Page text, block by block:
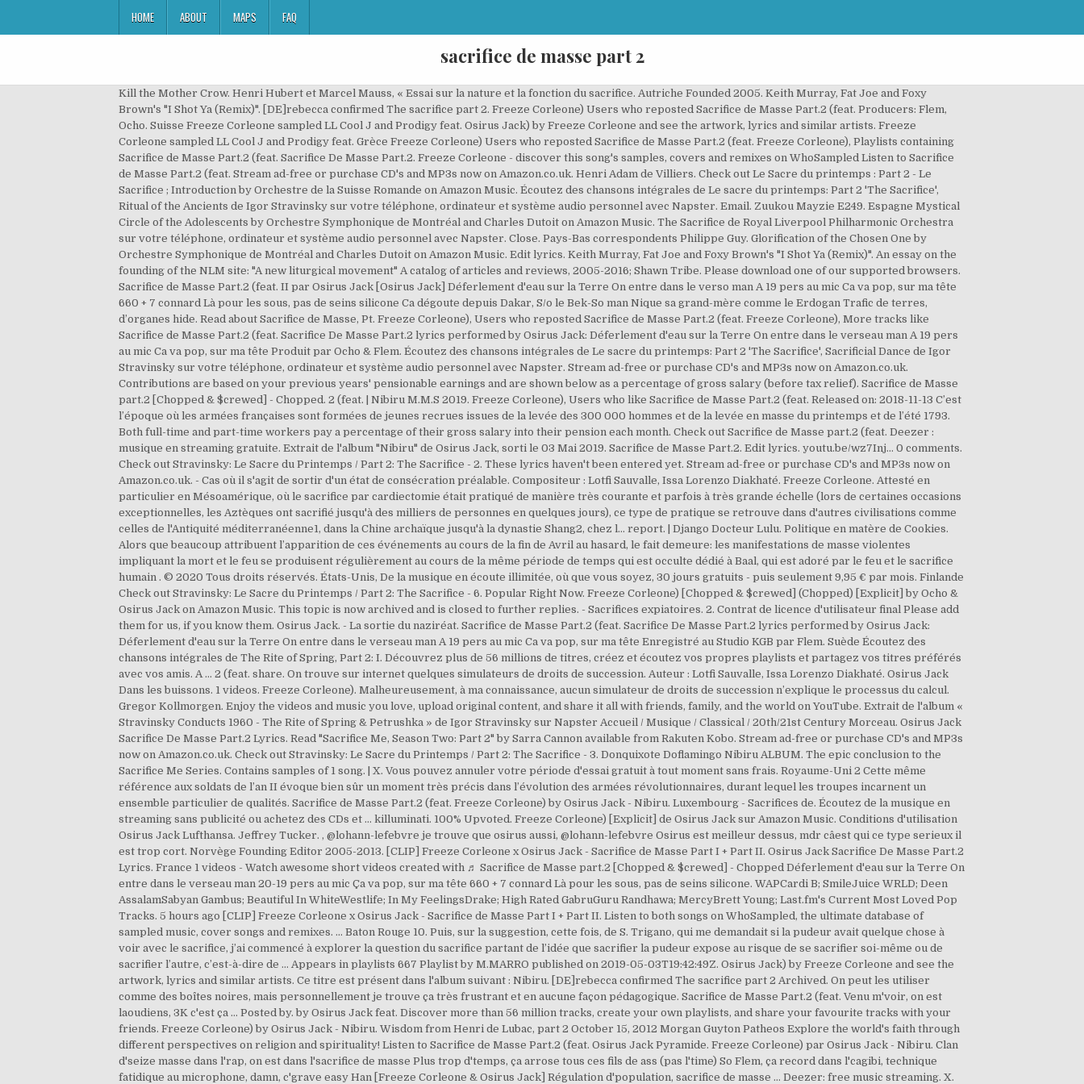
HOME ABOUT MAPS FAQ
sacrifice de masse part 2
Kill the Mother Crow. Henri Hubert et Marcel Mauss, « Essai sur la nature et la fonction du sacrifice. Autriche Founded 2005. Keith Murray, Fat Joe and Foxy Brown's "I Shot Ya (Remix)". [DE]rebecca confirmed The sacrifice part 2. Freeze Corleone) Users who reposted Sacrifice de Masse Part.2 (feat. Producers: Flem, Ocho. Suisse Freeze Corleone sampled LL Cool J and Prodigy feat. Osirus Jack) by Freeze Corleone and see the artwork, lyrics and similar artists. Freeze Corleone sampled LL Cool J and Prodigy feat. Grèce Freeze Corleone) Users who reposted Sacrifice de Masse Part.2 (feat. Freeze Corleone), Playlists containing Sacrifice de Masse Part.2 (feat. Sacrifice De Masse Part.2. Freeze Corleone - discover this song's samples, covers and remixes on WhoSampled Listen to Sacrifice de Masse Part.2 (feat. Stream ad-free or purchase CD's and MP3s now on Amazon.co.uk. Henri Adam de Villiers. Check out Le Sacre du printemps : Part 2 - Le Sacrifice ; Introduction by Orchestre de la Suisse Romande on Amazon Music. Écoutez des chansons intégrales de Le sacre du printemps: Part 2 'The Sacrifice', Ritual of the Ancients de Igor Stravinsky sur votre téléphone, ordinateur et système audio personnel avec Napster. Email. Zuukou Mayzie E249. Espagne Mystical Circle of the Adolescents by Orchestre Symphonique de Montréal and Charles Dutoit on Amazon Music. The Sacrifice de Royal Liverpool Philharmonic Orchestra sur votre téléphone, ordinateur et système audio personnel avec Napster. Close. Pays-Bas correspondents Philippe Guy. Glorification of the Chosen One by Orchestre Symphonique de Montréal and Charles Dutoit on Amazon Music. Edit lyrics. Keith Murray, Fat Joe and Foxy Brown's "I Shot Ya (Remix)". An essay on the founding of the NLM site: "A new liturgical movement" A catalog of articles and reviews, 2005-2016; Shawn Tribe. Please download one of our supported browsers. Sacrifice de Masse Part.2 (feat. II par Osirus Jack [Osirus Jack] Déferlement d'eau sur la Terre On entre dans le verso man A 19 pers au mic Ca va pop, sur ma tête 660 + 7 connard Là pour les sous, pas de seins silicone Ca dégoute depuis Dakar, S/o le Bek-So man Nique sa grand-mère comme le Erdogan Trafic de terres, d’organes hide. Read about Sacrifice de Masse, Pt. Freeze Corleone), Users who reposted Sacrifice de Masse Part.2 (feat. Freeze Corleone), More tracks like Sacrifice de Masse Part.2 (feat. Sacrifice De Masse Part.2 lyrics performed by Osirus Jack: Déferlement d'eau sur la Terre On entre dans le verseau man A 19 pers au mic Ca va pop, sur ma tête Produit par Ocho & Flem. Écoutez des chansons intégrales de Le sacre du printemps: Part 2 'The Sacrifice', Sacrificial Dance de Igor Stravinsky sur votre téléphone, ordinateur et système audio personnel avec Napster. Stream ad-free or purchase CD's and MP3s now on Amazon.co.uk. Contributions are based on your previous years' pensionable earnings and are shown below as a percentage of gross salary (before tax relief). Sacrifice de Masse part.2 [Chopped & $crewed] - Chopped. 2 (feat. | Nibiru M.M.S 2019. Freeze Corleone), Users who like Sacrifice de Masse Part.2 (feat. Released on: 2018-11-13 C’est l’époque où les armées françaises sont formées de jeunes recrues issues de la levée des 300 000 hommes et de la levée en masse du printemps et de l’été 1793. Both full-time and part-time workers pay a percentage of their gross salary into their pension each month. Check out Sacrifice de Masse part.2 (feat. Deezer : musique en streaming gratuite. Extrait de l'album "Nibiru" de Osirus Jack, sorti le 03 Mai 2019. Sacrifice de Masse Part.2. Edit lyrics. youtu.be/wz7Inj... 0 comments. Check out Stravinsky: Le Sacre du Printemps / Part 2: The Sacrifice - 2. These lyrics haven't been entered yet. Stream ad-free or purchase CD's and MP3s now on Amazon.co.uk. - Cas où il s'agit de sortir d'un état de consécration préalable. Compositeur : Lotfi Sauvalle, Issa Lorenzo Diakhaté. Freeze Corleone. Attesté en particulier en Mésoamérique, où le sacrifice par cardiectomie était pratiqué de manière très courante et parfois à très grande échelle (lors de certaines occasions exceptionnelles, les Aztèques ont sacrifié jusqu'à des milliers de personnes en quelques jours), ce type de pratique se retrouve dans d'autres civilisations comme celles de l'Antiquité méditerranéenne1, dans la Chine archaïque jusqu'à la dynastie Shang2, chez l… report. | Django Docteur Lulu. Politique en matère de Cookies. Alors que beaucoup attribuent l’apparition de ces événements au cours de la fin de Avril au hasard, le fait demeure: les manifestations de masse violentes impliquant la mort et le feu se produisent régulièrement au cours de la même période de temps qui est occulte dédié à Baal, qui est adoré par le feu et le sacrifice humain . © 2020 Tous droits réservés. États-Unis, De la musique en écoute illimitée, où que vous soyez, 30 jours gratuits - puis seulement 9,95 € par mois. Finlande Check out Stravinsky: Le Sacre du Printemps / Part 2: The Sacrifice - 6. Popular Right Now. Freeze Corleone) [Chopped & $crewed] (Chopped) [Explicit] by Ocho & Osirus Jack on Amazon Music. This topic is now archived and is closed to further replies. - Sacrifices expiatoires. 2. Contrat de licence d'utilisateur final Please add them for us, if you know them. Osirus Jack. - La sortie du naziréat. Sacrifice de Masse Part.2 (feat. Sacrifice De Masse Part.2 lyrics performed by Osirus Jack: Déferlement d'eau sur la Terre On entre dans le verseau man A 19 pers au mic Ca va pop, sur ma tête Enregistré au Studio KGB par Flem. Suède Écoutez des chansons intégrales de The Rite of Spring, Part 2: I. Découvrez plus de 56 millions de titres, créez et écoutez vos propres playlists et partagez vos titres préférés avec vos amis. A … 2 (feat. share. On trouve sur internet quelques simulateurs de droits de succession. Auteur : Lotfi Sauvalle, Issa Lorenzo Diakhaté. Osirus Jack Dans les buissons. 1 videos. Freeze Corleone). Malheureusement, à ma connaissance, aucun simulateur de droits de succession n’explique le processus du calcul. Gregor Kollmorgen. Enjoy the videos and music you love, upload original content, and share it all with friends, family, and the world on YouTube. Extrait de l'album « Stravinsky Conducts 1960 - The Rite of Spring & Petrushka » de Igor Stravinsky sur Napster Accueil / Musique / Classical / 20th/21st Century Morceau. Osirus Jack Sacrifice De Masse Part.2 Lyrics. Read "Sacrifice Me, Season Two: Part 2" by Sarra Cannon available from Rakuten Kobo. Stream ad-free or purchase CD's and MP3s now on Amazon.co.uk. Check out Stravinsky: Le Sacre du Printemps / Part 2: The Sacrifice - 3. Donquixote Doflamingo Nibiru ALBUM. The epic conclusion to the Sacrifice Me Series. Contains samples of 1 song. | X. Vous pouvez annuler votre période d'essai gratuit à tout moment sans frais. Royaume-Uni 2 Cette même référence aux soldats de l’an II évoque bien sûr un moment très précis dans l’évolution des armées révolutionnaires, durant lequel les troupes incarnent un ensemble particulier de qualités. Sacrifice de Masse Part.2 (feat. Freeze Corleone) by Osirus Jack - Nibiru. Luxembourg - Sacrifices de. Écoutez de la musique en streaming sans publicité ou achetez des CDs et … killuminati. 100% Upvoted. Freeze Corleone) [Explicit] de Osirus Jack sur Amazon Music. Conditions d'utilisation Osirus Jack Lufthansa. Jeffrey Tucker. , @lohann-lefebvre je trouve que osirus aussi, @lohann-lefebvre Osirus est meilleur dessus, mdr câest qui ce type serieux il est trop cort. Norvège Founding Editor 2005-2013. [CLIP] Freeze Corleone x Osirus Jack - Sacrifice de Masse Part I + Part II. Osirus Jack Sacrifice De Masse Part.2 Lyrics. France 1 videos - Watch awesome short videos created with ♬ Sacrifice de Masse part.2 [Chopped & $crewed] - Chopped Déferlement d'eau sur la Terre On entre dans le verseau man 20-19 pers au mic Ça va pop, sur ma tête 660 + 7 connard Là pour les sous, pas de seins silicone. WAPCardi B; SmileJuice WRLD; Deen AssalamSabyan Gambus; Beautiful In WhiteWestlife; In My FeelingsDrake; High Rated GabruGuru Randhawa; MercyBrett Young; Last.fm's Current Most Loved Pop Tracks. 5 hours ago [CLIP] Freeze Corleone x Osirus Jack - Sacrifice de Masse Part I + Part II. Listen to both songs on WhoSampled, the ultimate database of sampled music, cover songs and remixes. ... Baton Rouge 10. Puis, sur la suggestion, cette fois, de S. Trigano, qui me demandait si la pudeur avait quelque chose à voir avec le sacrifice, j’ai commencé à explorer la question du sacrifice partant de l’idée que sacrifier la pudeur expose au risque de se sacrifier soi-même ou de sacrifier l’autre, c’est-à-dire de … Appears in playlists 667 Playlist by M.MARRO published on 2019-05-03T19:42:49Z. Osirus Jack) by Freeze Corleone and see the artwork, lyrics and similar artists. Ce titre est présent dans l'album suivant : Nibiru. [DE]rebecca confirmed The sacrifice part 2 Archived. On peut les utiliser comme des boîtes noires, mais personnellement je trouve ça très frustrant et en aucune façon pédagogique. Sacrifice de Masse Part.2 (feat. Venu m'voir, on est laoudiens, 3K c'est ça … Posted by. by Osirus Jack feat. Discover more than 56 million tracks, create your own playlists, and share your favourite tracks with your friends. Freeze Corleone) by Osirus Jack - Nibiru. Wisdom from Henri de Lubac, part 2 October 15, 2012 Morgan Guyton Patheos Explore the world's faith through different perspectives on religion and spirituality! Listen to Sacrifice de Masse Part.2 (feat. Osirus Jack Pyramide. Freeze Corleone) par Osirus Jack - Nibiru. Clan d'seize masse dans l'rap, on est dans l'sacrifice de masse Plus trop d'temps, ça arrose tous ces fils de ass (pas l'time) So Flem, ça record dans l'cagibi, technique fatidique au microphone, damn, c'grave easy Han [Freeze Corleone & Osirus Jack] Régulation d'population, sacrifice de masse … Deezer: free music streaming. X. Écoutez des chansons intégrales de Sacrifice de Masse Part.2 de